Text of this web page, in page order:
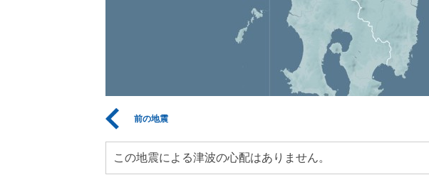
前の地震
この地震による津波の心配はありません。